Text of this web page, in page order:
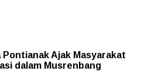
Pontianak Ajak Masyarakat
dalam Musrenbang